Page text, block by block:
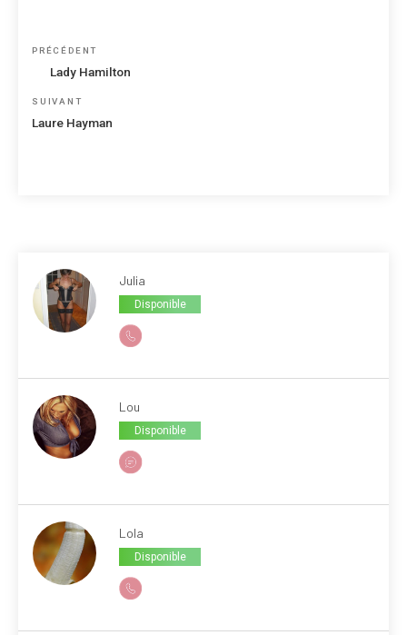
Navigation
Article
précédent
PRÉCÉDENT
Lady Hamilton
Article
suivant
SUIVANT
Laure Hayman
Julia
Disponible
Lou
Disponible
Lola
Disponible